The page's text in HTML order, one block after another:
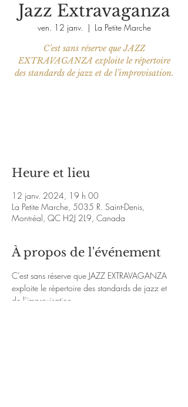
Jazz Extravaganza
ven. 12 janv.
  |
La Petite Marche
C’est sans réserve que JAZZ
EXTRAVAGANZA exploite le répertoire
des standards de jazz et de l’improvisation.
Heure et lieu
12 janv. 2024, 19 h 00
La Petite Marche, 5035 R. Saint-Denis,
Montréal, QC H2J 2L9, Canada
À propos de l'événement
C’est sans réserve que JAZZ EXTRAVAGANZA
exploite le répertoire des standards de jazz et
de l’improvisation.